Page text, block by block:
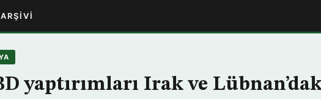
yaptırımları Irak ve